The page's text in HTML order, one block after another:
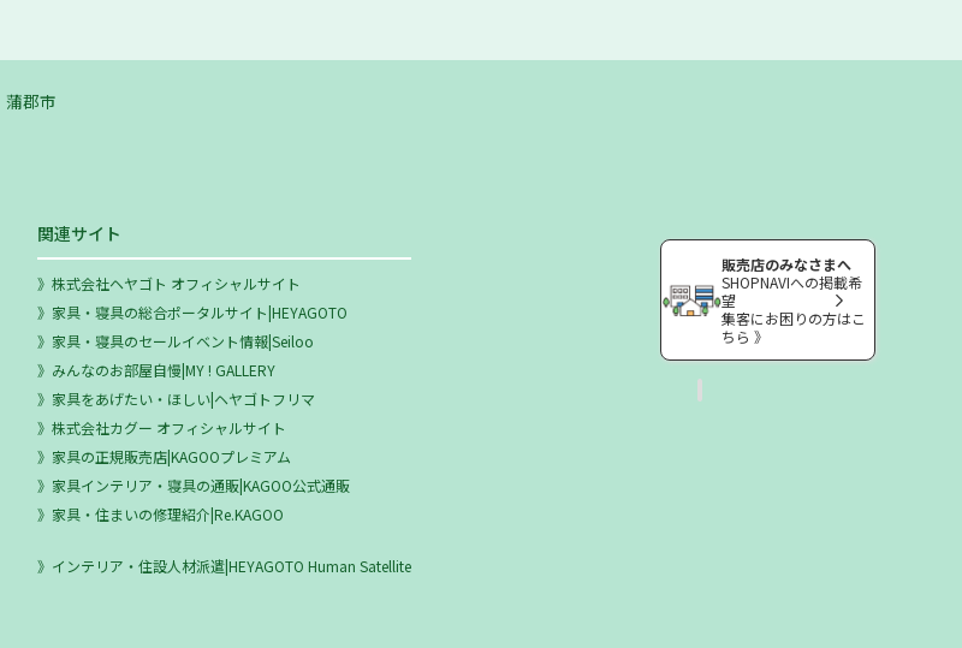
蒲郡市
関連サイト
株式会社ヘヤゴト オフィシャルサイト
家具・寝具の総合ポータルサイト|HEYAGOTO
家具・寝具のセールイベント情報|Seiloo
みんなのお部屋自慢|MY ! GALLERY
家具をあげたい・ほしい|ヘヤゴトフリマ
株式会社カグー オフィシャルサイト
家具の正規販売店|KAGOOプレミアム
家具インテリア・寝具の通販|KAGOO公式通販
家具・住まいの修理紹介|Re.KAGOO
インテリア・住設人材派遣|HEYAGOTO Human Satellite
販売店のみなさまへ
SHOPNAVIへの掲載希
望
集客にお困りの方はこ
ちら 》